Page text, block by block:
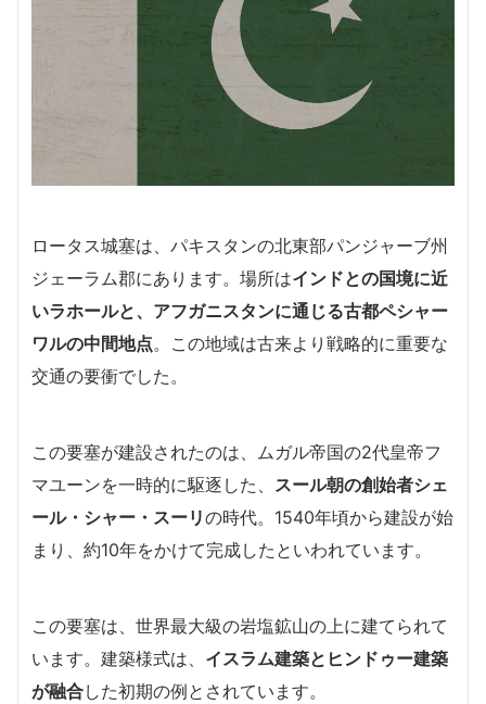
ロータス城塞は、パキスタンの北東部パンジャーブ州
ジェーラム郡にあります。場所はインドとの国境に近
いラホールと、アフガニスタンに通じる古都ペシャー
ワルの中間地点。この地域は古来より戦略的に重要な
交通の要衝でした。
この要塞が建設されたのは、ムガル帝国の2代皇帝フ
マユーンを一時的に駆逐した、 スール朝の創始者シェ
ール・シャー・スーリの時代。1540年頃から建設が始
まり、約10年をかけて完成したといわれています。
この要塞は、世界最大級の岩塩鉱山の上に建てられて
います。建築様式は、 イスラム建築とヒンドゥー建築
が融合した初期の例とされています。